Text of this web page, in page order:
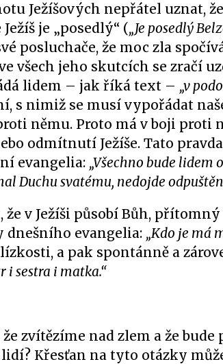
Ježíšových nepřátel uznat,
je „posedlý“ („Je posedlý
posluchače, že moc zla
všech jeho skutcích se zračí
lidem – jak říká text – „v
s nimiž se musí vypořádat
němu. Proto má v boji
odmítnutí Ježíše. Tato
evangelia: „Všechno bude
Duchu svatému, nedojde
v Ježíši působí Bůh,
dnešního evangelia: „Kdo je má
a pak spontánně a
i sestra i matka.“
že zvítězíme nad zlem a že
Křesťan na tyto otázky